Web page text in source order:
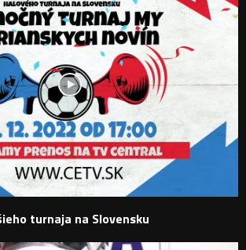
turnaja na Slovensku